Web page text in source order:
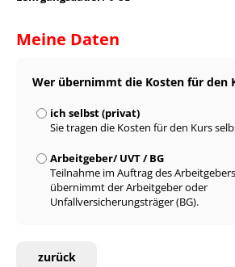
Meine Daten
Wer übernimmt die Kosten für den
ich selbst (privat)
Sie tragen die Kosten für den Kurs
Arbeitgeber/ UVT / BG
Teilnahme im Auftrag des
übernimmt der Arbeitgeber oder
Unfallversicherungsträger (BG).
zurück